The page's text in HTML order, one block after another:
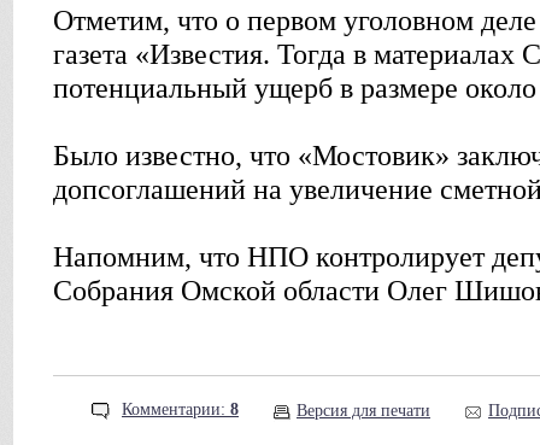
Отметим, что о первом уголовном
газета «Известия. Тогда в
потенциальный ущерб в размере
Было известно, что «Мостовик»
допсоглашений на увеличение
Напомним, что НПО контролирует
Собрания Омской области Олег
Комментарии: 8 Версия для печати